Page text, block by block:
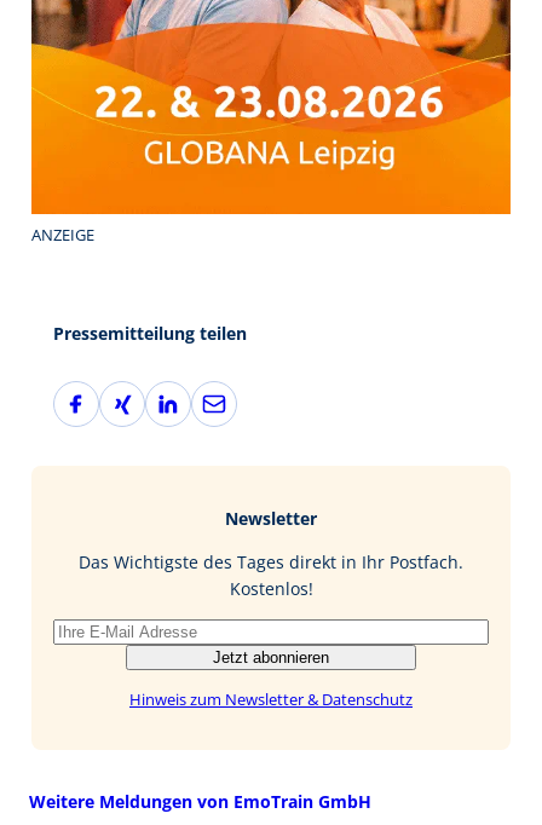
ANZEIGE
Pressemitteilung teilen
F
a
X
i
L
i
I
E
-
Newsletter
Das Wichtigste des Tages direkt in Ihr Postfach.
Kostenlos!
Jetzt abonnieren
Hinweis zum Newsletter & Datenschutz
Weitere Meldungen von EmoTrain GmbH